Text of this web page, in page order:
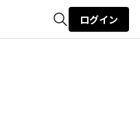
ログイン